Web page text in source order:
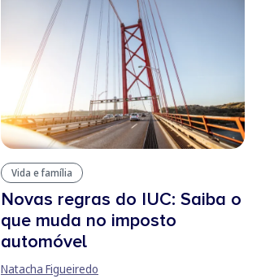
Vida e família
Novas regras do IUC: Saiba o
que muda no imposto
automóvel
Natacha Figueiredo